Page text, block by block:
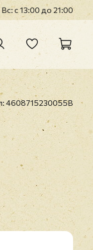
с 13:00 до 21:00
4608715230055B